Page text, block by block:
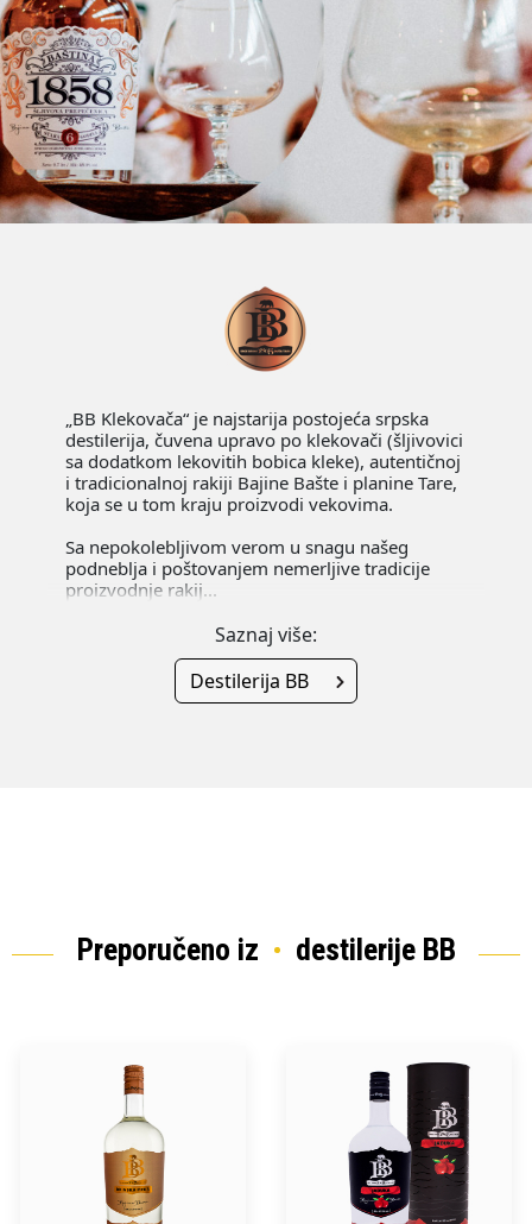
„BB Klekovača“ je najstarija postojeća srpska
destilerija, čuvena upravo po klekovači (šljivovici
sa dodatkom lekovitih bobica kleke), autentičnoj
i tradicionalnoj rakiji Bajine Bašte i planine Tare,
koja se u tom kraju proizvodi vekovima.
Sa nepokolebljivom verom u snagu našeg
podneblja i poštovanjem nemerljive tradicije
proizvodnje rakij...
Saznaj više:
Destilerija BB
Preporučeno iz destilerije BB